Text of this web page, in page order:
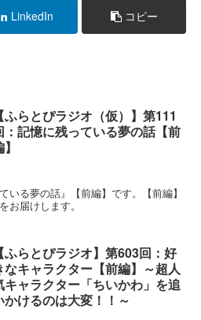
LinkedIn コピー
【ふらとぴラジオ（仮）】第111
：記憶に残っている夢の話【前
いる夢の話』【前編】です。【前編】
お届けします。
【ふらとぴラジオ】第603回：好
なキャラクター【前編】～超人
キャラクター「ちいかわ」を追
かけるのは大変！！～